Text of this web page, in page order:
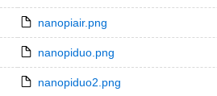
nanopiair.png
nanopiduo.png
nanopiduo2.png